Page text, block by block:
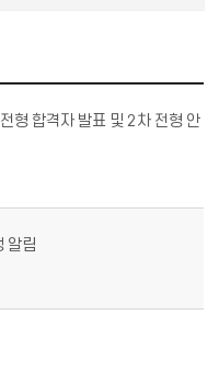
형 합격자 발표 및 2차 전형 안
알림